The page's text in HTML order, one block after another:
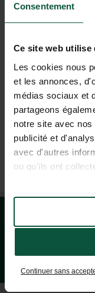
Consentement
Ce site web utilise
Les cookies nous
et les annonces,
médias sociaux et
partageons
notre site avec
publicité et
avec d'autres
ou qu'ils ont
Continuer sans